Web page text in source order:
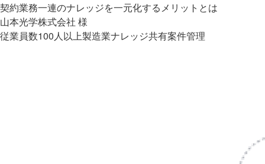
契約業務一連のナレッジを一元化するメリットとは
山本光学株式会社 様
従業員数100人以上製造業ナレッジ共有案件管理